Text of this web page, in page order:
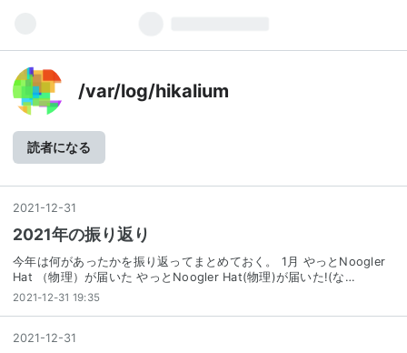
/var/log/hikalium
読者になる
2021 -12-31
2021年の振り返り
今年は何があったかを振り返ってまとめておく。 1月 やっとNoogler
Hat （物理）が届いた やっとNoogler Hat(物理)が届いた!(な…
2021-12-31 19:35
2021-12-31